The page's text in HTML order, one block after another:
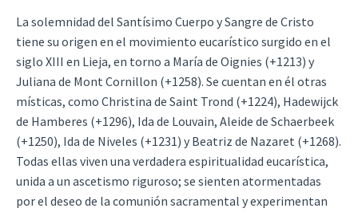
La solemnidad del Santísimo Cuerpo y Sangre de Cristo
tiene su origen en el movimiento eucarístico surgido en el
siglo XIII en Lieja, en torno a María de Oignies (+1213) y
Juliana de Mont Cornillon (+1258). Se cuentan en él otras
místicas, como Christina de Saint Trond (+1224), Hadewijck
de Hamberes (+1296), Ida de Louvain, Aleide de Schaerbeek
(+1250), Ida de Niveles (+1231) y Beatriz de Nazaret (+1268).
Todas ellas viven una verdadera espiritualidad eucarística,
unida a un ascetismo riguroso; se sienten atormentadas
por el deseo de la comunión sacramental y experimentan